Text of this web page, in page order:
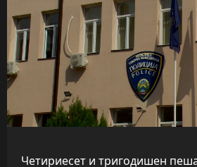
Четириесет и тригодишен